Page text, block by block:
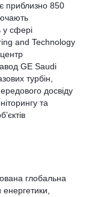
приблизно 850
у сфері
and Technology
GE Saudi
турбін,
досвіду
та
глобальна